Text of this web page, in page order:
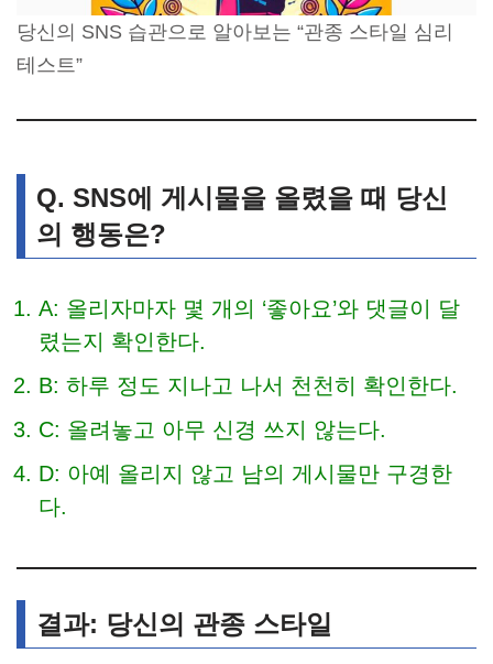
당신의 SNS 습관으로 알아보는 “관종 스타일 심리
테스트”
Q. SNS에 게시물을 올렸을 때 당신
의 행동은?
A: 올리자마자 몇 개의 ‘좋아요’와 댓글이 달
렸는지 확인한다.
B: 하루 정도 지나고 나서 천천히 확인한다.
C: 올려놓고 아무 신경 쓰지 않는다.
D: 아예 올리지 않고 남의 게시물만 구경한
다.
결과: 당신의 관종 스타일